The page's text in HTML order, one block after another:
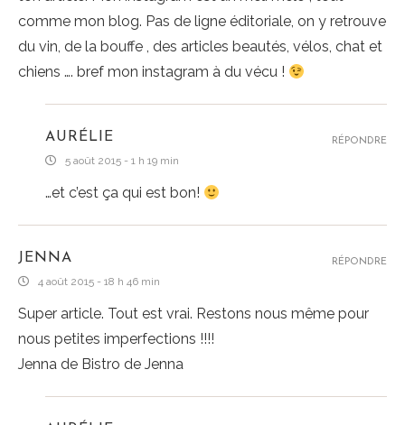
comme mon blog. Pas de ligne éditoriale, on y retrouve
du vin, de la bouffe , des articles beautés, vélos, chat et
chiens …. bref mon instagram à du vécu !
AURÉLIE
5 août 2015 - 1 h 19 min
…et c’est ça qui est bon!
RÉPONDRE
JENNA
4 août 2015 - 18 h 46 min
Super article. Tout est vrai. Restons nous même pour
nous petites imperfections !!!!
Jenna de Bistro de Jenna
RÉPONDRE